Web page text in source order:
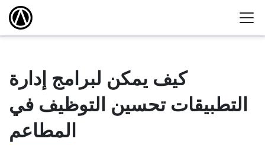
كيف يمكن لبرامج إدارة
التطبيقات تحسين التوظيف في
المطاعم